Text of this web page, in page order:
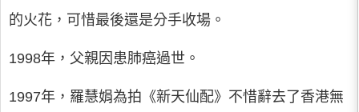
的火花，可惜最後還是分手收場。
1998年，父親因患肺癌過世。
1997年，羅慧娟為拍《新天仙配》不惜辭去了香港無